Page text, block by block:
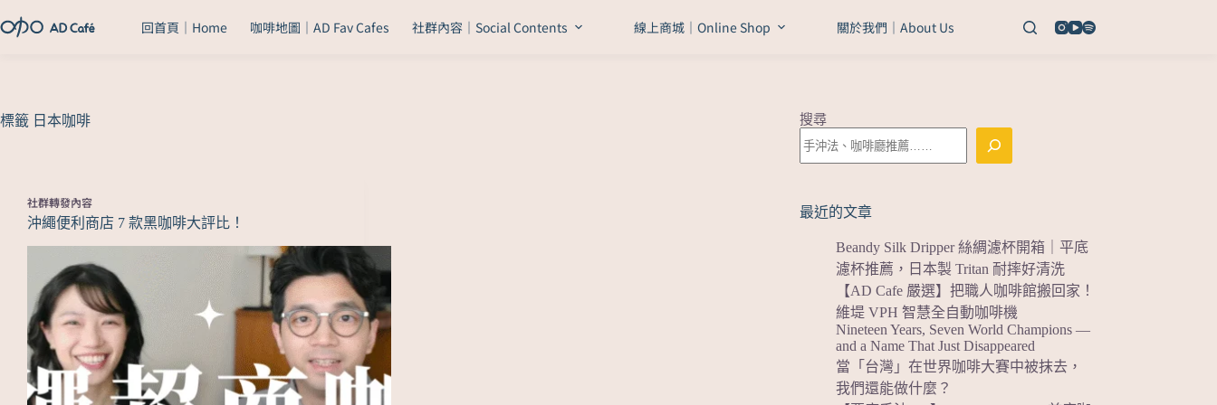
回首頁｜Home 咖啡地圖｜AD Fav Cafes 社群內容｜Social Contents 線上商城｜Online Shop 關於我們｜About Us
標籤 日本咖啡
社群轉發內容
沖繩便利商店 7 款黑咖啡大評比！
搜尋
最近的文章
Beandy Silk Dripper 絲綢濾杯開箱｜平底
濾杯推薦，日本製 Tritan 耐摔好清洗
【AD Cafe 嚴選】把職人咖啡館搬回家！
維堤 VPH 智慧全自動咖啡機
Nineteen Years, Seven World Champions —
and a Name That Just Disappeared
當「台灣」在世界咖啡大賽中被抹去，
我們還能做什麼？